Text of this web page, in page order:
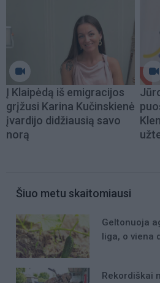
Į Klaipėdą iš emigracijos
grįžusi Karina Kučinskienė
įvardijo didžiausią savo
norą
Šiuo metu skaitomiausi
Geltonuoja
liga, o viena
Rekordiškai